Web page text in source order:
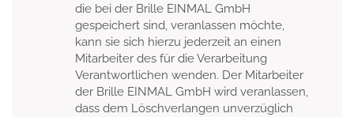
die bei der Brille EINMAL GmbH
gespeichert sind, veranlassen möchte,
kann sie sich hierzu jederzeit an einen
Mitarbeiter des für die Verarbeitung
Verantwortlichen wenden. Der Mitarbeiter
der Brille EINMAL GmbH wird veranlassen,
dass dem Löschverlangen unverzüglich